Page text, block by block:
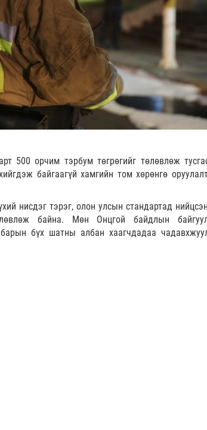
500 орчим тэрбум төгрөгийг төлөвлөж
байгаагүй хамгийн том хөрөнгө
нисдэг тэрэг, олон улсын стандартад
байна. Мөн Онцгой байдлын
бүх шатны албан хаагчдадаа